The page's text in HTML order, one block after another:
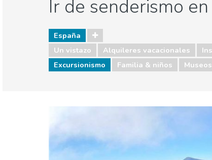
Ir de senderismo
España
Un vistazo
Alquileres vacacionales
Excursionismo
Familia & niños
Naturaleza & aire libre